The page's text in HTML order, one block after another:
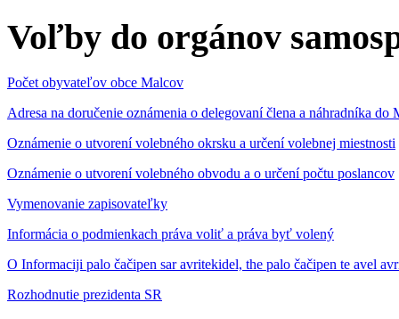
Voľby do orgánov
Počet obyvateľov obce Malcov
Adresa na doručenie oznámenia o delegovaní člena a náhradníka
Oznámenie o utvorení volebného okrsku a určení volebnej miestnosti
Oznámenie o utvorení volebného obvodu a o určení počtu poslancov
Vymenovanie zapisovateľky
Informácia o podmienkach práva voliť a práva byť volený
O Informaciji palo čačipen sar avritekidel, the palo čačipen te avel
Rozhodnutie prezidenta SR